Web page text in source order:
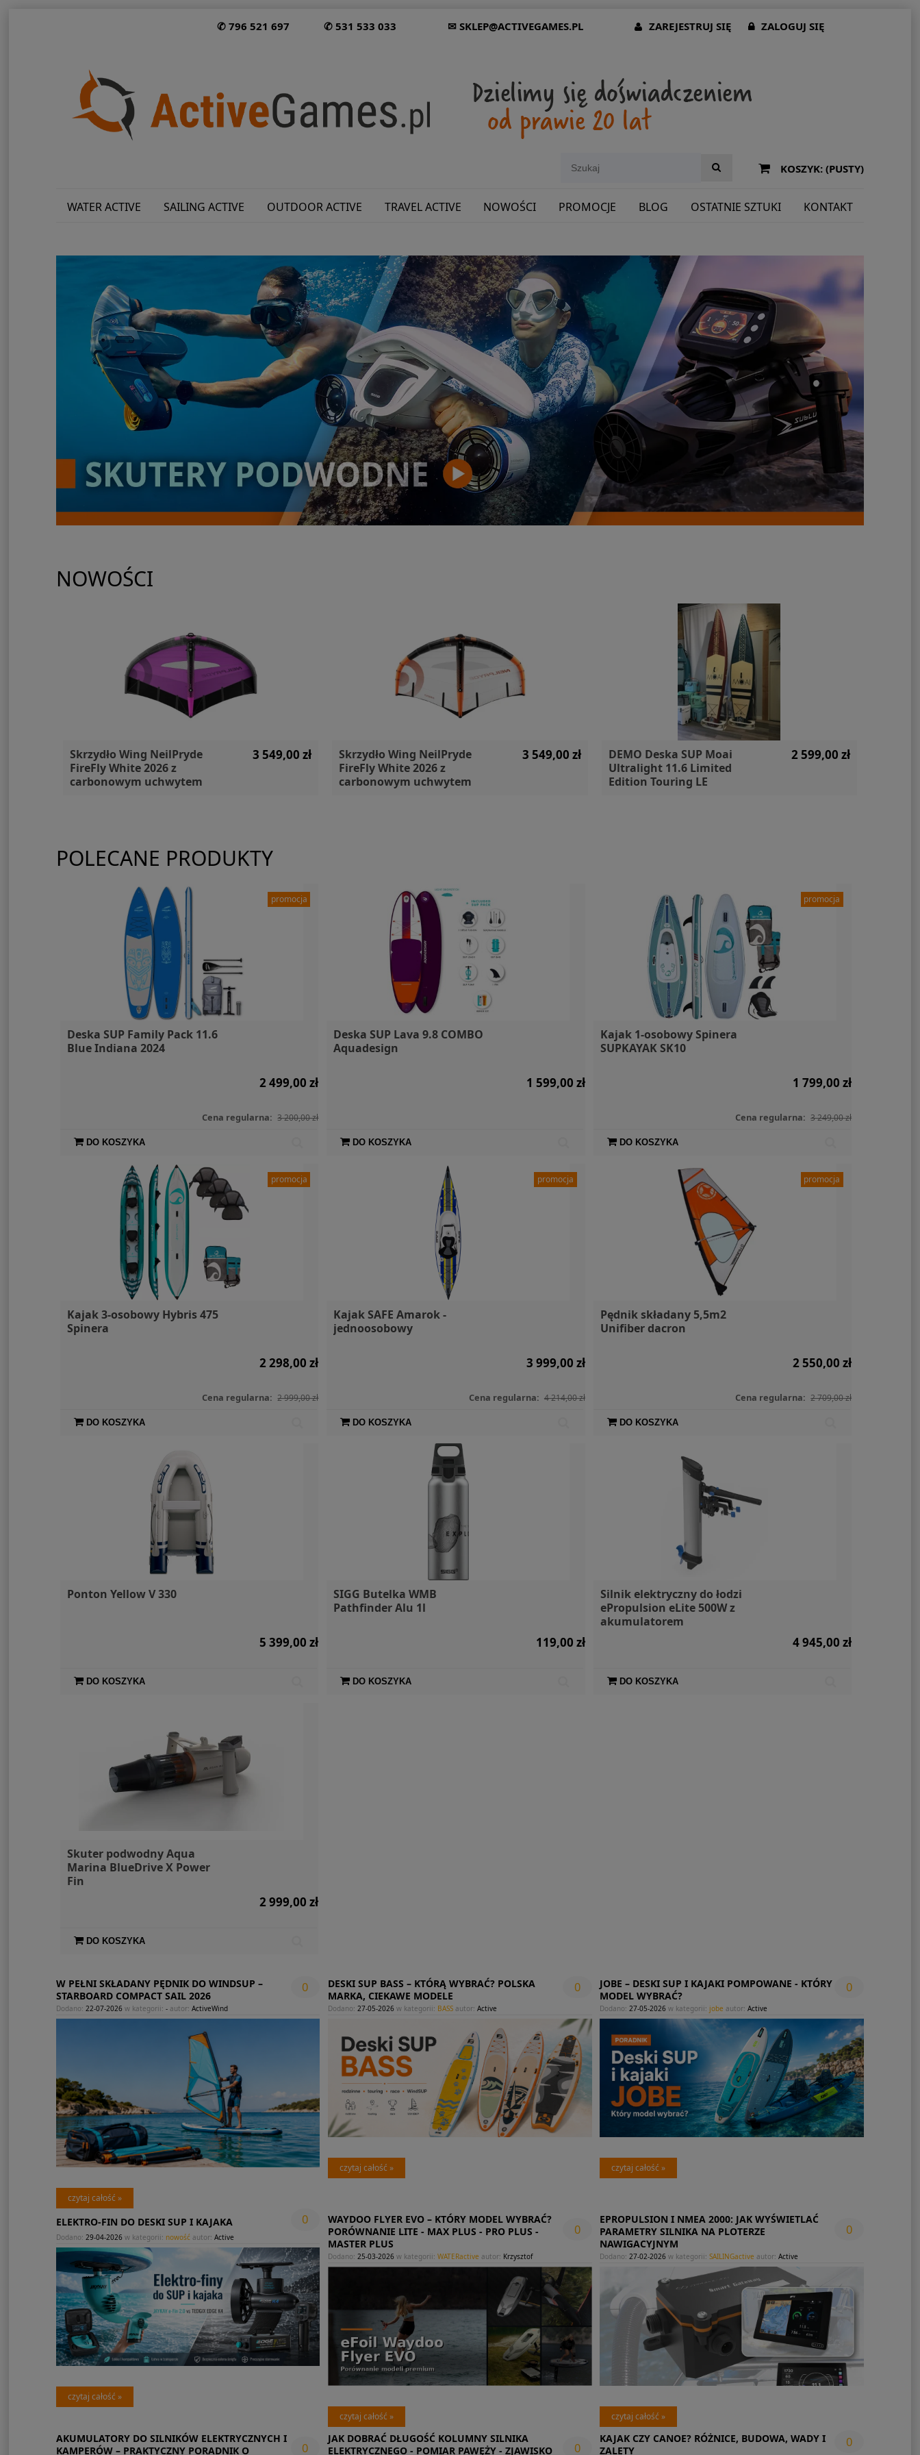
✆ 796 521 697 ✆ 531 533 033 ✉ SKLEP@ACTIVEGAMES.PL ZAREJESTRUJ SIĘ ZALOGUJ SIĘ
KOSZYK: (PUSTY)
WATER ACTIVE SAILING ACTIVE OUTDOOR ACTIVE TRAVEL ACTIVE NOWOŚCI PROMOCJE BLOG OSTATNIE SZTUKI KONTAKT
NOWOŚCI
Skrzydło Wing NeilPryde
FireFly White 2026 z
carbonowym uchwytem
3 549,00 zł
Skrzydło Wing NeilPryde
FireFly White 2026 z
carbonowym uchwytem
3 549,00 zł
DEMO Deska SUP Moai
Ultralight 11.6 Limited
Edition Touring LE
2 599,00 zł
W PEŁNI SKŁADANY PĘDNIK DO WINDSUP –
STARBOARD COMPACT SAIL 2026
0
Dodano: 22-07-2026w kategorii: -autor: ActiveWind
czytaj całość »
DESKI SUP BASS – KTÓRĄ WYBRAĆ? POLSKA
MARKA, CIEKAWE MODELE
0
Dodano:27-05-2026 w kategorii: BASS autor:Active
czytaj całość »
JOBE – DESKI SUP I KAJAKI POMPOWANE - KTÓRY
MODEL WYBRAĆ?
0
Dodano:27-05-2026 w kategorii: jobe autor:Active
czytaj całość »
ELEKTRO-FIN DO DESKI SUP I KAJAKA 0
Dodano: 29-04-2026w kategorii: nowośćautor: Active
czytaj całość »
WAYDOO FLYER EVO – KTÓRY MODEL WYBRAĆ?
PORÓWNANIE LITE - MAX PLUS - PRO PLUS -
MASTER PLUS
0
Dodano:25-03-2026 w kategorii:WATERactive autor: Krzysztof
czytaj całość »
EPROPULSION I NMEA 2000: JAK WYŚWIETLAĆ
PARAMETRY SILNIKA NA PLOTERZE
NAWIGACYJNYM
0
Dodano:27-02-2026 w kategorii:SAILINGactive autor:Active
czytaj całość »
AKUMULATORY DO SILNIKÓW ELEKTRYCZNYCH I
KAMPERÓW – PRAKTYCZNY PORADNIK O
0
JAK DOBRAĆ DŁUGOŚĆ KOLUMNY SILNIKA
ELEKTRYCZNEGO - POMIAR PAWĘŻY - ZJAWISKO
0
KAJAK CZY CANOE? RÓŻNICE, BUDOWA, WADY I
ZALETY
0
POLECANE PRODUKTY
Deska SUP Family Pack 11.6
Blue Indiana 2024
2 499,00 zł
Cena regularna: 3 200,00 zł
DO KOSZYKA
promocja
Deska SUP Lava 9.8 COMBO
Aquadesign
1 599,00 zł
DO KOSZYKA
Kajak 1-osobowy Spinera
SUPKAYAK SK10
1 799,00 zł
Cena regularna: 3 249,00 zł
DO KOSZYKA
promocja
Kajak 3-osobowy Hybris 475
Spinera
2 298,00 zł
Cena regularna: 2 999,00 zł
DO KOSZYKA
promocja
Kajak SAFE Amarok -
jednoosobowy
3 999,00 zł
Cena regularna: 4 214,00 zł
DO KOSZYKA
promocja
Pędnik składany 5,5m2
Unifiber dacron
2 550,00 zł
Cena regularna: 2 709,00 zł
DO KOSZYKA
promocja
Ponton Yellow V 330
5 399,00 zł
DO KOSZYKA
SIGG Butelka WMB
Pathfinder Alu 1l
119,00 zł
DO KOSZYKA
Silnik elektryczny do łodzi
ePropulsion eLite 500W z
akumulatorem
4 945,00 zł
DO KOSZYKA
Skuter podwodny Aqua
Marina BlueDrive X Power
Fin
2 999,00 zł
DO KOSZYKA